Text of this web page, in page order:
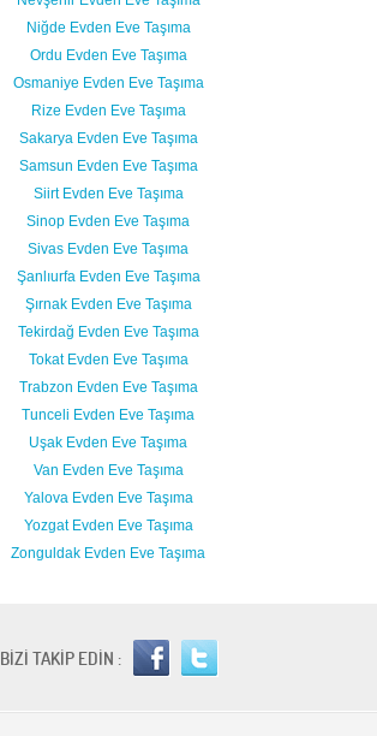
Niğde Evden Eve Taşıma
Ordu Evden Eve Taşıma
Osmaniye Evden Eve Taşıma
Rize Evden Eve Taşıma
Sakarya Evden Eve Taşıma
Samsun Evden Eve Taşıma
Siirt Evden Eve Taşıma
Sinop Evden Eve Taşıma
Sivas Evden Eve Taşıma
Şanlıurfa Evden Eve Taşıma
Şırnak Evden Eve Taşıma
Tekirdağ Evden Eve Taşıma
Tokat Evden Eve Taşıma
Trabzon Evden Eve Taşıma
Tunceli Evden Eve Taşıma
Uşak Evden Eve Taşıma
Van Evden Eve Taşıma
Yalova Evden Eve Taşıma
Yozgat Evden Eve Taşıma
Zonguldak Evden Eve Taşıma
BİZİ TAKİP EDİN :